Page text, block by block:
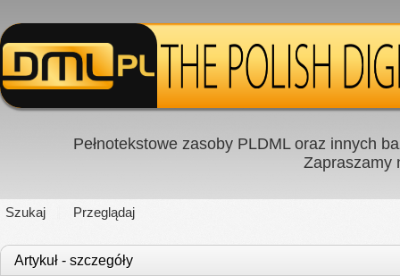
Pełnotekstowe zasoby PLDML oraz innych
Zapraszamy
Szukaj Przeglądaj
Artykuł - szczegóły